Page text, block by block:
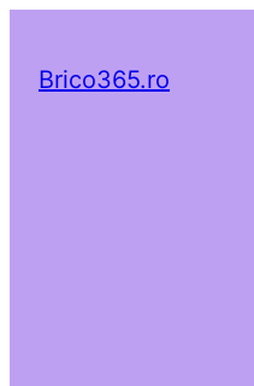
Brico365.ro